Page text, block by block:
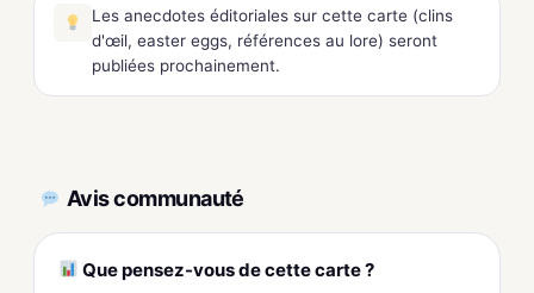
Les anecdotes éditoriales sur cette carte (clins
d'œil, easter eggs, références au lore) seront
publiées prochainement.
Avis communauté
Que pensez-vous de cette carte ?